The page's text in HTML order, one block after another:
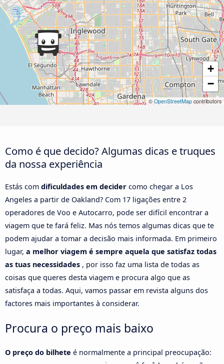
+
−
©OpenStreetMapcontributors
Como é que decido? Algumas dicas e truques
da nossa experiência
Estás com dificuldades em decider como chegar a Los
Angeles a partir de Oakland? Com 17 ligações entre 2
operadores de Voo e Autocarro, pode ser difícil encontrar a
viagem que te fará feliz. Mas nós temos algumas dicas que te
podem ajudar a tomar a decisão mais informada. Em primeiro
lugar, a melhor viagem é sempre aquela que satisfaz todas
as tuas necessidades , por isso faz uma lista de todas as
coisas que queres desta viagem e procura algo que as
satisfaça a todas. Aqui, vamos passar em revista alguns dos
factores mais importantes à considerar.
Procura o preço mais baixo
O preço do bilhete é normalmente a principal preocupação: